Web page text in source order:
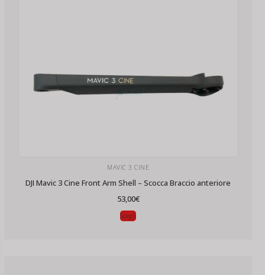
MAVIC 3 CINE
DJI Mavic 3 Cine Front Arm Shell – Scocca Braccio anteriore
53,00€
Scegli